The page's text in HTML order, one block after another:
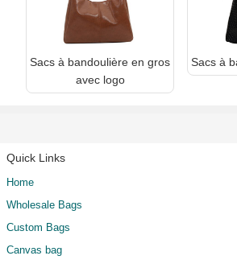
Sacs à bandoulière en gros
avec logo
Sacs à
Quick Links
Home
Wholesale Bags
Custom Bags
Canvas bag